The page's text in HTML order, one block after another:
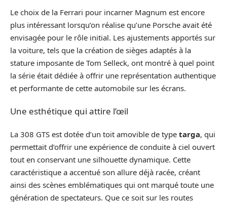
Le choix de la Ferrari pour incarner Magnum est encore
plus intéressant lorsqu’on réalise qu’une Porsche avait été
envisagée pour le rôle initial. Les ajustements apportés sur
la voiture, tels que la création de sièges adaptés à la
stature imposante de Tom Selleck, ont montré à quel point
la série était dédiée à offrir une représentation authentique
et performante de cette automobile sur les écrans.
Une esthétique qui attire l’œil
La 308 GTS est dotée d’un toit amovible de type targa, qui
permettait d’offrir une expérience de conduite à ciel ouvert
tout en conservant une silhouette dynamique. Cette
caractéristique a accentué son allure déjà racée, créant
ainsi des scènes emblématiques qui ont marqué toute une
génération de spectateurs. Que ce soit sur les routes